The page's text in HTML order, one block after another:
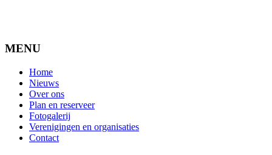
MENU
Home
Nieuws
Over ons
Plan en reserveer
Fotogalerij
Verenigingen en organisaties
Contact